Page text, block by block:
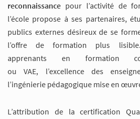
reconnaissance pour l’activité de
l’école propose à ses partenaires,
publics externes désireux de se
l’offre de formation plus
apprenants en formation
ou VAE, l’excellence des
l’ingénierie pédagogique mise en
L’attribution de la certification